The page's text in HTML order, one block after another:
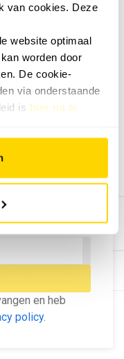
van cookies. Deze
website optimaal
worden door
De cookie-
via onderstaande
is hier na te
nieuws!
en heb
policy.
website vindt.